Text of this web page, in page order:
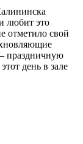
любит это
отметило свой
праздничную
день в зале